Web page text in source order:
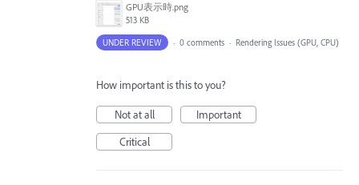
GPU表示時.png
513 KB
UNDER REVIEW
· 0 comments · Rendering Issues (GPU, CPU)
How important is this to you?
Not at all
Important
Critical